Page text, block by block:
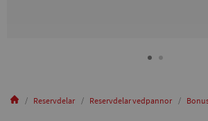
Reservdelar Reservdelar vedpannor